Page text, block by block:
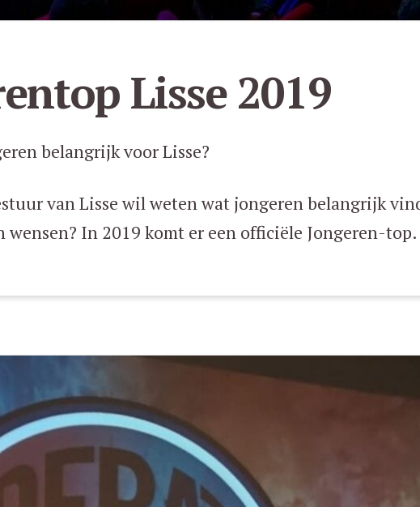
Lisse 2019
belangrijk voor Lisse?
van Lisse wil weten wat jongeren belangrijk
wensen? In 2019 komt er een officiële Jongeren-top.